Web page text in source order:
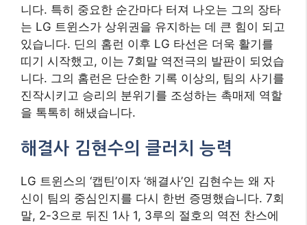
니다. 특히 중요한 순간마다 터져 나오는 그의 장타
는 LG 트윈스가 상위권을 유지하는 데 큰 힘이 되고
있습니다. 딘의 홈런 이후 LG 타선은 더욱 활기를
띠기 시작했고, 이는 7회말 역전극의 발판이 되었습
니다. 그의 홈런은 단순한 기록 이상의, 팀의 사기를
진작시키고 승리의 분위기를 조성하는 촉매제 역할
을 톡톡히 해냈습니다.
해결사 김현수의 클러치 능력
LG 트윈스의 ‘캡틴’이자 ‘해결사’인 김현수는 왜 자
신이 팀의 중심인지를 다시 한번 증명했습니다. 7회
말, 2-3으로 뒤진 1사 1, 3루의 절호의 역전 찬스에